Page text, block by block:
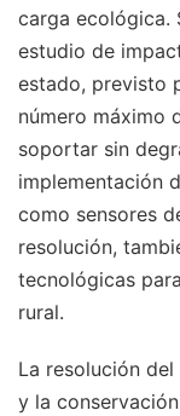
carga ecológica.
estudio de
estado, previsto
número máximo
soportar sin
implementación
como sensores
resolución,
tecnológicas
rural.
La resolución
y la